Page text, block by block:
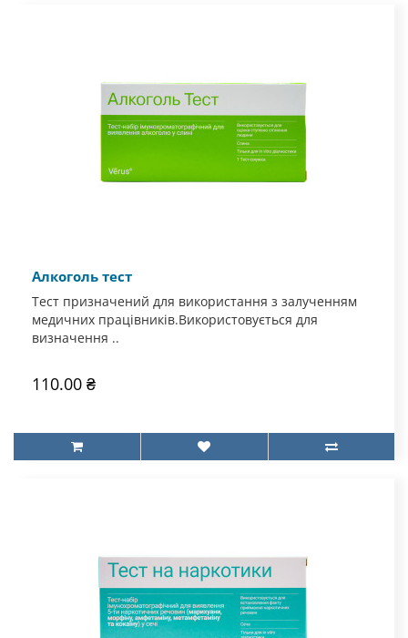
Алкоголь тест
Тест призначений для використання з залученням
медичних працівників.Використовується для
визначення ..
110.00 ₴